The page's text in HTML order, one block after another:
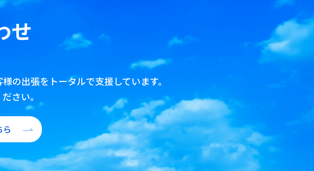
取得代行
せ
の出張をトータルで支援しています。
さい。
ら